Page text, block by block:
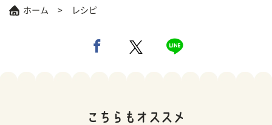
ホーム レシピ